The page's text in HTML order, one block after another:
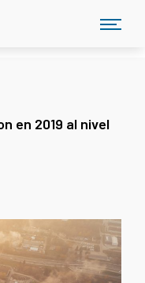
en 2019 al nivel